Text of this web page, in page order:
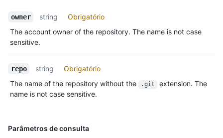
owner string
Obrigatório
The account owner of the repository. The name is not case
sensitive.
repo string
Obrigatório
The name of the repository without the
.git
extension. The
name is not case sensitive.
Parâmetros de consulta